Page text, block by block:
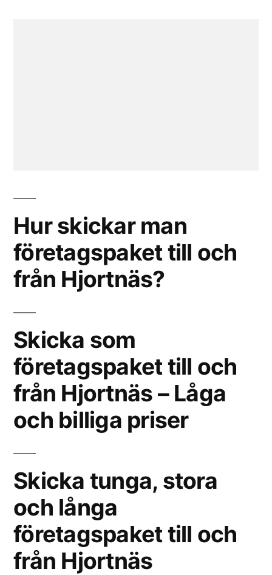
Hur skickar man
företagspaket till och
från Hjortnäs?
Skicka som
företagspaket till och
från Hjortnäs – Låga
och billiga priser
Skicka tunga, stora
och långa
företagspaket till och
från Hjortnäs